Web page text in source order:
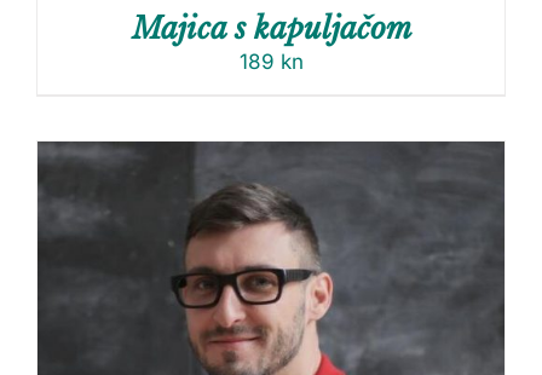
Majica s kapuljačom
189 kn